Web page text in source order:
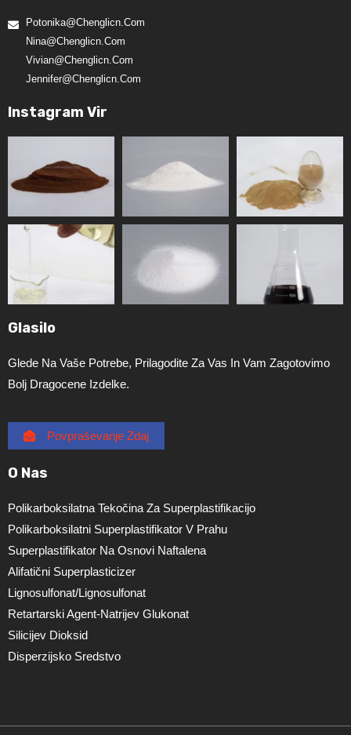
Potonika@chenglicn.com
Nina@chenglicn.com
Vivian@chenglicn.com
Jennifer@chenglicn.com
Instagram Vir
Glasilo
Glede Na Vaše Potrebe, Prilagodite Za Vas In Vam Zagotovimo
Bolj Dragocene Izdelke.
Povpraševanje Zdaj
O Nas
Polikarboksilatna Tekočina Za Superplastifikacijo
Polikarboksilatni Superplastifikator V Prahu
Superplastifikator Na Osnovi Naftalena
Alifatični Superplasticizer
Lignosulfonat/lignosulfonat
Retartarski Agent-Natrijev Glukonat
Silicijev Dioksid
Disperzijsko Sredstvo